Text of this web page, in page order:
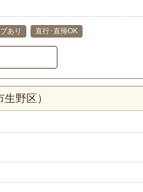
あり 直行･直帰OK
野区）